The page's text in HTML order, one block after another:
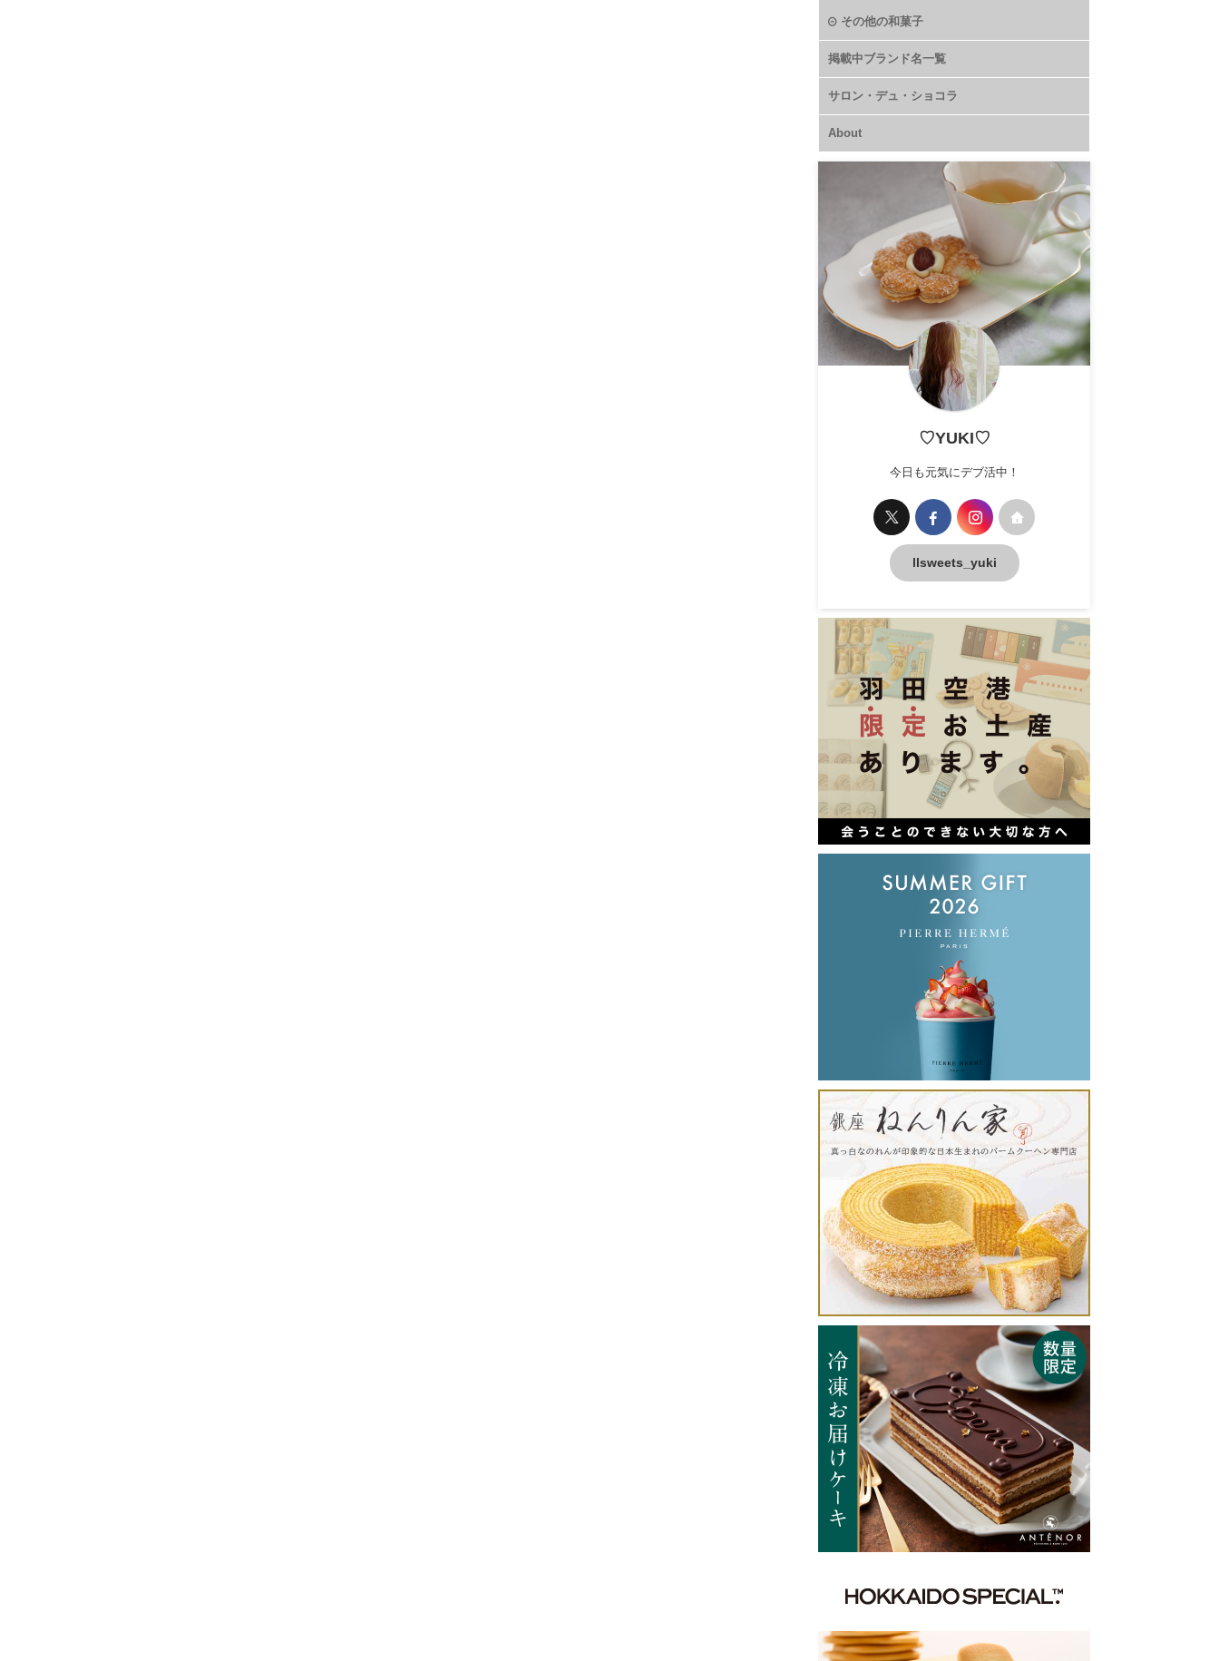
その他の和菓子
掲載中ブランド名一覧
サロン・デュ・ショコラ
About
♡YUKI♡
今日も元気にデブ活中！
llsweets_yuki